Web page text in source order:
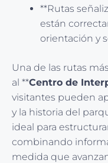
**Rutas
están
orientación y
Una de las rutas
al **Centro de
visitantes pueden
y la historia del
ideal para
combinando
medida que